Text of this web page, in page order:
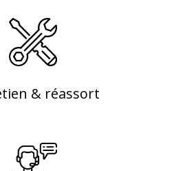
& réassort